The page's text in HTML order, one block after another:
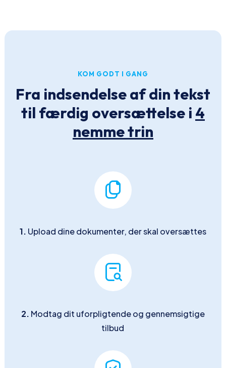
KOM GODT I GANG
Fra indsendelse af din tekst
til færdig oversættelse i 4
nemme trin
1. Upload dine dokumenter, der skal oversættes
2. Modtag dit uforpligtende og gennemsigtige
tilbud